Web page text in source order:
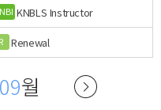
KNBLS Instructor
R Renewal
09월